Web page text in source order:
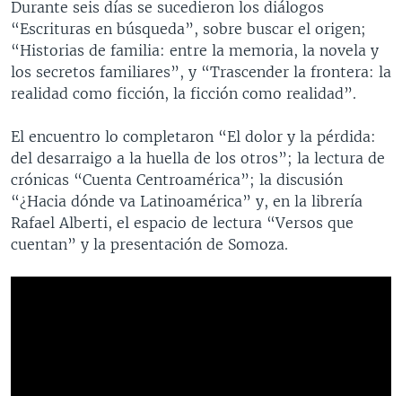
Durante seis días se sucedieron los diálogos
“Escrituras en búsqueda”, sobre buscar el origen;
“Historias de familia: entre la memoria, la novela y
los secretos familiares”, y “Trascender la frontera: la
realidad como ficción, la ficción como realidad”.
El encuentro lo completaron “El dolor y la pérdida:
del desarraigo a la huella de los otros”; la lectura de
crónicas “Cuenta Centroamérica”; la discusión
“¿Hacia dónde va Latinoamérica” y, en la librería
Rafael Alberti, el espacio de lectura “Versos que
cuentan” y la presentación de Somoza.